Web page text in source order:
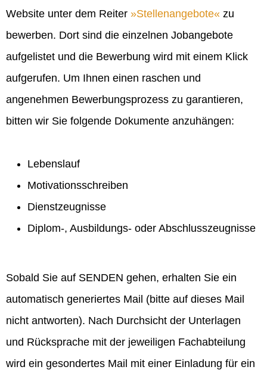
Website unter dem Reiter
Stellenangebote
zu
bewerben. Dort sind die einzelnen Jobangebote
aufgelistet und die Bewerbung wird mit einem Klick
aufgerufen. Um Ihnen einen raschen und
angenehmen Bewerbungsprozess zu garantieren,
bitten wir Sie folgende Dokumente anzuhängen:
Lebenslauf
Motivationsschreiben
Dienstzeugnisse
Diplom-, Ausbildungs- oder Abschlusszeugnisse
Sobald Sie auf SENDEN gehen, erhalten Sie ein
automatisch generiertes Mail (bitte auf dieses Mail
nicht antworten). Nach Durchsicht der Unterlagen
und Rücksprache mit der jeweiligen Fachabteilung
wird ein gesondertes Mail mit einer Einladung für ein